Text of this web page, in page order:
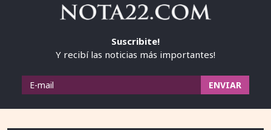
Suscribite!
Y recibí las noticias más importantes!